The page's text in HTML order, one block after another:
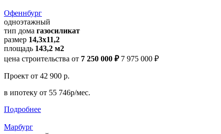
Офеннбург
одноэтажный
тип дома газосиликат
размер 14,3х11,2
площадь 143,2 м2
цена строительства от 7 250 000 ₽ 7 975 000 ₽
Проект от 42 900 р.
в ипотеку от 55 746р/мес.
Подробнее
Марбург